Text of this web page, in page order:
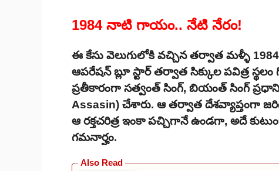
1984 నాటి గాయం.. నేటి నేరం!
ఈ కేసు వెలుగులోకి వచ్చిన తర్వాత మళ్ళీ
ఆపరేషన్ బ్లూ స్టార్ తర్వాత సిక్కుల పవిత్ర
ప్రతీకారంగా సత్వంత్ సింగ్, బియంత్ సింగ్
Assasin) చేశారు. ఆ తర్వాత దేశవ్యాప్తంగా
ఆ రక్తచరిత్ర ఇంకా పచ్చిగానే ఉండగా, అదే
గమనార్హం.